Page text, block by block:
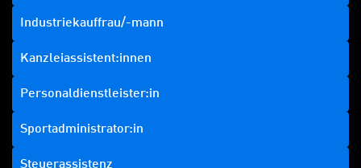
Industriekauffrau/-mann
Kanzleiassistent:innen
Personaldienstleister:in
Sportadministrator:in
Steuerassistenz